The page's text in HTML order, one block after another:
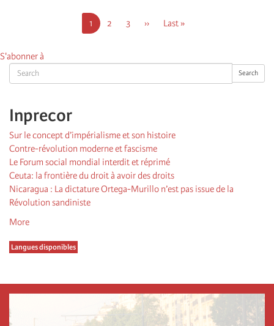
Search Search
Inprecor
Sur le concept d’impérialisme et son histoire
Contre-révolution moderne et fascisme
Le Forum social mondial interdit et réprimé
Ceuta: la frontière du droit à avoir des droits
Nicaragua : La dictature Ortega-Murillo n’est pas issue de la
Révolution sandiniste
More
Langues disponibles
Page
courante
1 Page
2 Page
3
Page
››
Dernière
Last »
S'abonner à